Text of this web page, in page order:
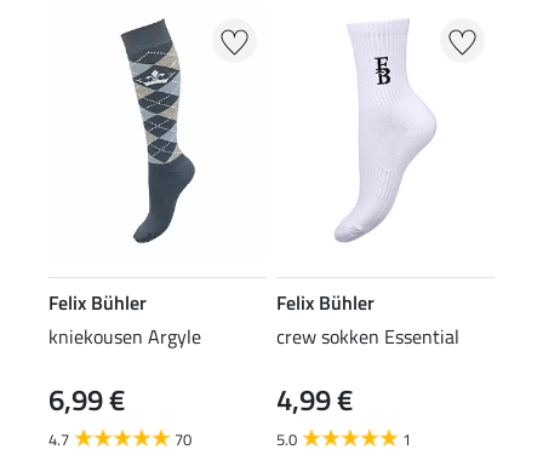
Felix Bühler
kniekousen Argyle
6,99 €
4.7 70
Felix Bühler
crew sokken Essential
4,99 €
5.0 1